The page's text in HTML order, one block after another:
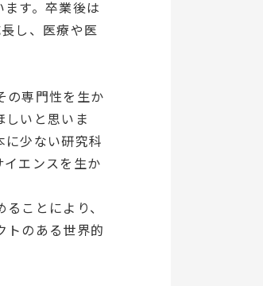
す。卒業後は
し、医療や医
の専門性を生か
しいと思いま
に少ない研究科
イエンスを生か
ことにより、
トのある世界的